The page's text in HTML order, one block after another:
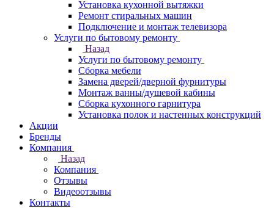
Установка кухонной вытяжки
Ремонт стиральных машин
Подключение и монтаж телевизора
Услуги по бытовому ремонту
Назад
Услуги по бытовому ремонту
Сборка мебели
Замена дверей/дверной фурнитуры
Монтаж ванны/душевой кабины
Сборка кухонного гарнитура
Установка полок и настенных конструкций
Акции
Бренды
Компания
Назад
Компания
Отзывы
Видеоотзывы
Контакты